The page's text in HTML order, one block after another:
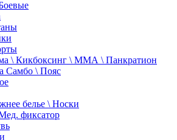
\ Кикбоксинг \ ММА \ Панкратион
Самбо \ Пояс
белье \ Носки
фиксатор